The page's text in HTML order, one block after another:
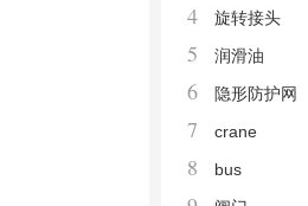
4 旋转接头
5 润滑油
6 隐形防护网
7 crane
8 bus